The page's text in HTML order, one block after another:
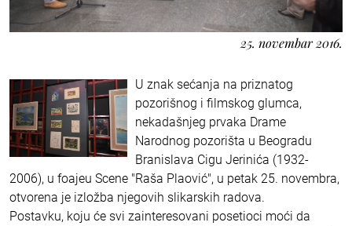
25. novembar 2016.
U znak sećanja na priznatog
pozorišnog i filmskog glumca,
nekadašnjeg prvaka Drame
Narodnog pozorišta u Beogradu
Branislava Cigu Jerinića (1932-
2006), u foajeu Scene "Raša Plaović", u petak 25. novembra,
otvorena je izložba njegovih slikarskih radova.
Postavku, koju će svi zainteresovani posetioci moći da